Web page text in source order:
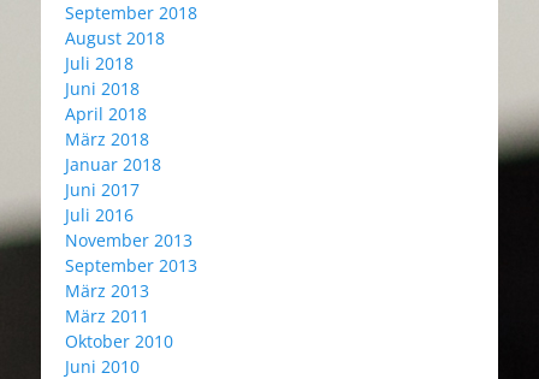
September 2018
August 2018
Juli 2018
Juni 2018
April 2018
März 2018
Januar 2018
Juni 2017
Juli 2016
November 2013
September 2013
März 2013
März 2011
Oktober 2010
Juni 2010